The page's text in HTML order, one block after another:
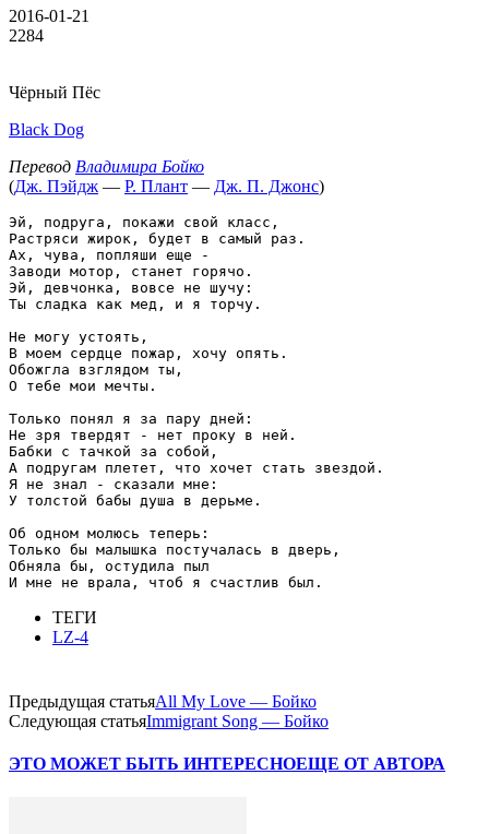
2016-01-21
2284
Чёрный Пёс
Black Dog
Перевод Владимира Бойко
(Дж. Пэйдж — Р. Плант — Дж. П. Джонс)
Эй, подруга, покажи свой класс,
Растряси жирок, будет в самый раз.
Ах, чува, попляши еще -
Заводи мотор, станет горячо.
Эй, девчонка, вовсе не шучу:
Ты сладка как мед, и я торчу.
Не могу устоять,
В моем сердце пожар, хочу опять.
Обожгла взглядом ты,
О тебе мои мечты.
Только понял я за пару дней:
Не зря твердят - нет проку в ней.
Бабки с тачкой за собой,
А подругам плетет, что хочет стать звездой.
Я не знал - сказали мне:
У толстой бабы душа в дерьме.
Об одном молюсь теперь:
Только бы малышка постучалась в дверь,
Обняла бы, остудила пыл
ТЕГИ
LZ-4
Предыдущая статьяAll My Love — Бойко
Следующая статьяImmigrant Song — Бойко
ЭТО МОЖЕТ БЫТЬ ИНТЕРЕСНОЕЩЕ ОТ АВТОРА